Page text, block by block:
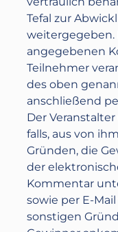
Tefal zur
weitergegeben.
angegebenen
Teilnehmer
des oben
anschließend
Der
falls, aus von
Gründen, die
der
Kommentar
sowie per E-
sonstigen